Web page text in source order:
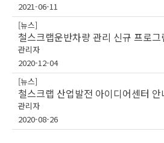
2021-06-11
[뉴스]
철스크랩운반차량 관리 신규 프로그
관리자
2020-12-04
[뉴스]
철스크랩 산업발전 아이디어센터 안
관리자
2020-08-26